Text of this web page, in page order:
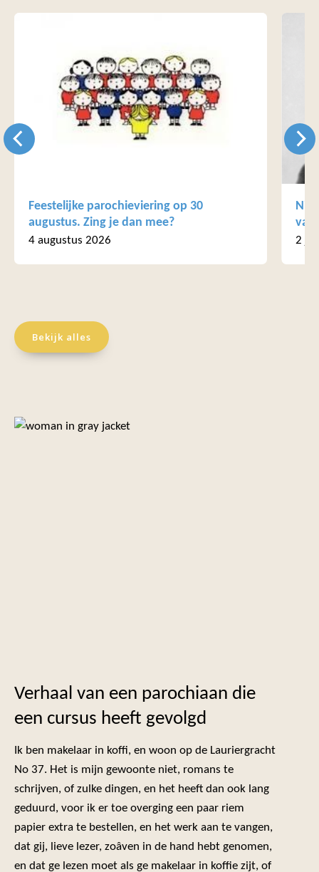
Feestelijke parochieviering op 30
augustus. Zing je dan mee?
4 augustus 2026
van
2
Bekijk alles
Verhaal van een parochiaan die
een cursus heeft gevolgd
Ik ben makelaar in koffi, en woon op de Lauriergracht
No 37. Het is mijn gewoonte niet, romans te
schrijven, of zulke dingen, en het heeft dan ook lang
geduurd, voor ik er toe overging een paar riem
papier extra te bestellen, en het werk aan te vangen,
dat gij, lieve lezer, zoâven in de hand hebt genomen,
en dat ge lezen moet als ge makelaar in koffie zijt, of